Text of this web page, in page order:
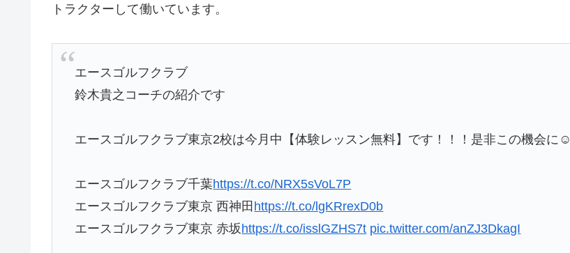
トラクターして働いています。
エースゴルフクラブ
鈴木貴之コーチの紹介です
エースゴルフクラブ東京2校は今月中【体験レッスン無料】です！！！是非この機会に☺️
エースゴルフクラブ千葉https://t.co/NRX5sVoL7P
エースゴルフクラブ東京 西神田 https://t.co/lgKRrexD0b
エースゴルフクラブ東京 赤坂https://t.co/isslGZHS7t pic.twitter.com/anZJ3DkagI